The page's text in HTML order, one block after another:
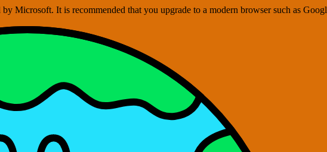
Microsoft. It is recommended that you upgrade to a modern browser such as